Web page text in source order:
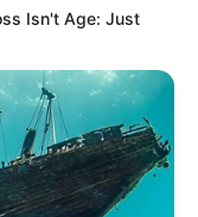
Isn't Age: Just